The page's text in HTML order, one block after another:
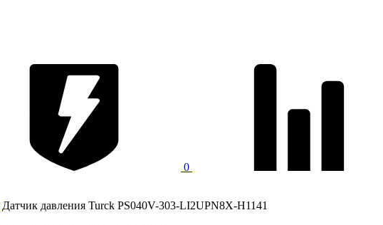
0
Датчик давления Turck PS040V-303-LI2UPN8X-H1141